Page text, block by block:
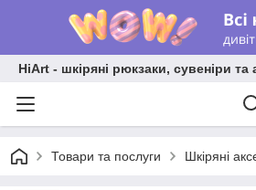
HiArt - шкіряні рюкзаки, сувеніри та
Товари та послуги Шкіряні